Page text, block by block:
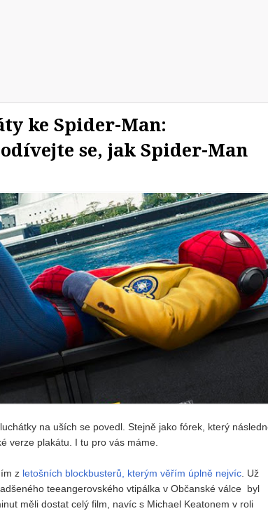
ke Spider-Man:
se, jak Spider-Man
na uších se povedl. Stejně jako fórek, který
verze plakátu. I tu pro vás máme.
z letošních blockbusterů, kterým věřím úplně nejvíc. Už
teeangerovského vtipálka v Občanské válce byl
měli dostat celý film, navíc s Michael Keatonem v roli